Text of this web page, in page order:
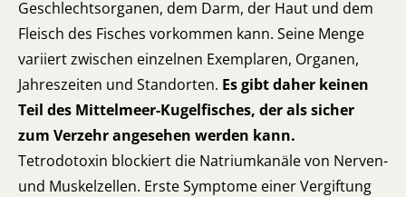
Geschlechtsorganen, dem Darm, der Haut und dem
Fleisch des Fisches vorkommen kann. Seine Menge
variiert zwischen einzelnen Exemplaren, Organen,
Jahreszeiten und Standorten. Es gibt daher keinen
Teil des Mittelmeer-Kugelfisches, der als sicher
zum Verzehr angesehen werden kann.
Tetrodotoxin blockiert die Natriumkanäle von Nerven-
und Muskelzellen. Erste Symptome einer Vergiftung